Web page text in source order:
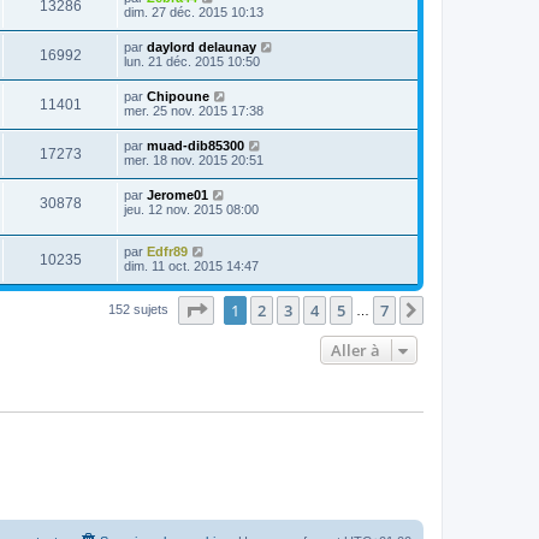
13286
dim. 27 déc. 2015 10:13
16992 par daylord delaunay
lun. 21 déc. 2015 10:50
11401 par Chipoune
mer. 25 nov. 2015 17:38
17273 par muad-dib85300
mer. 18 nov. 2015 20:51
30878 par Jerome01
jeu. 12 nov. 2015 08:00
10235 par Edfr89
dim. 11 oct. 2015 14:47
152 sujets Page sur7
1 2 3 4 5 7
Aller à